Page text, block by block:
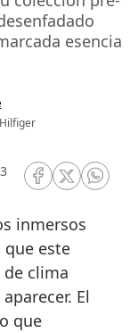
esencia
RRSS Facebook
RRSSRRSS
que este
clima
El
que